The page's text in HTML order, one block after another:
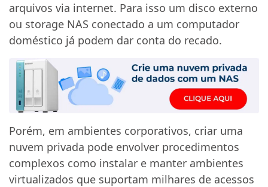
arquivos via internet. Para isso um disco externo
ou storage NAS conectado a um computador
doméstico já podem dar conta do recado.
Porém, em ambientes corporativos, criar uma
nuvem privada pode envolver procedimentos
complexos como instalar e manter ambientes
virtualizados que suportam milhares de acessos